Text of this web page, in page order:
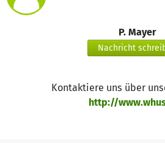
P. Mayer
Nachricht
Kontaktiere uns über
http://